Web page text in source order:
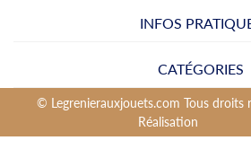
INFOS
CATÉGORIES
© Legrenierauxjouets.com Tous droits
Réalisation